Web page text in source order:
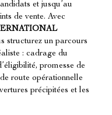
et jusqu’au
de vente. Avec
structurez un parcours
: cadrage du
promesse de
route opérationnelle
précipitées et les